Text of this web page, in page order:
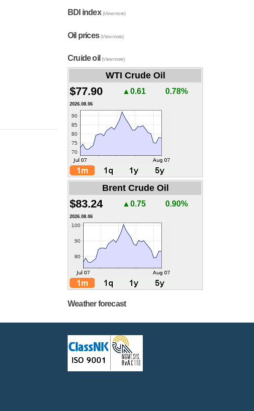
BDI index(View more)
Oil prices(View more)
Cruide oil(View more)
WTI Crude Oil
$77.90 ▲0.61 0.78%
2026.08.06
Brent Crude Oil
$83.24 ▲0.75 0.90%
2026.08.06
Weather forecast